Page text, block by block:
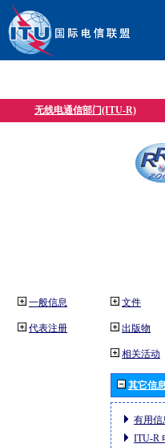
无线电通信部门(ITU-R)
一般信息
代表注册
文件
出版物
相关活动
其它信息
有用信
ITU-R